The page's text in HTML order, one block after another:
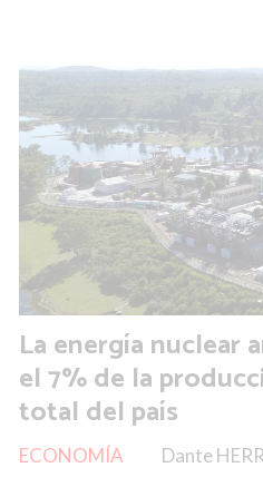
La energía nuclear
el 7% de la
total del país
Dante
ECONOMÍA